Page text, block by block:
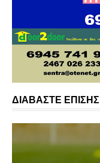
ΔΙΑΒΑΣΤΕ ΕΠΙΣΗΣ